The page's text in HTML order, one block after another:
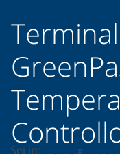
Sei in: »